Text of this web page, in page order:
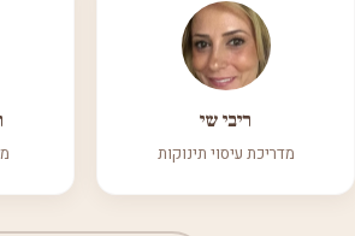
ריבי שי
מדריכת עיסוי תינוקות